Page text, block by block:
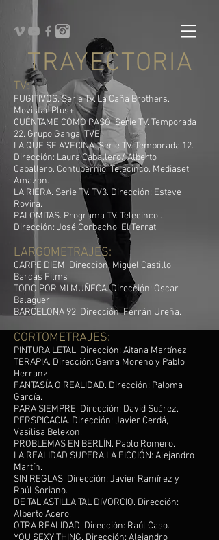
TRAYECTORIA
TV:
FUGITIVOS. Serie Tv. La Caña Brothers.
Movistar Plus+
CUÉNTAME CÓMO PASÓ. Serie TV. Temporada
22. Grupo Ganga. TVE.
LA QUE SE AVECINA. Serie TV. Temporada 12.
Dirección: Laura Caballero/ Alberto
Caballero. Contubernio. Telecinco. Mediaset.
Amazon.
LA RIERA. Serie TV. TV3. Dirección: Esteve
Rovira.
PALOMITAS. Programa TV. Telecinco .
Dirección: José Corbacho. El Terrat.
LARGOMETRAJES:
CARPE DIEM. Dirección: Miguel Castillo.
Barcas Films
TODO POR MI MUÑECA. Dirección: Oscar
Balaguer.
BARCELONA 92. Dirección: Ferrán Ureña.
CORTOMETRAJES:
PINTURA LETAL. Dirección: Aitana Martínez
TERAPIA. Dirección: Gema Moreno y Pablo
Herranz.
FANTASÍA O REALIDAD. Dirección: Paloma
García.
PARA SIEMPRE. Dirección: David Suárez.
PERSPICACIA. Dirección: Javier Cerdá,
Vasilisa Belekon.
PROBLEMAS EN BERLÍN. Pablo Romero.
LA REALIDAD SUPERA LA FICCIÓN: Alejandro
Martín.
SIN REGLAS. Dirección: Javier Ramírez y
Raúl Soriano.
DE TAL ASTILLA TAL DIVORCIO. Dirección:
Alberto Acero.
OTRA REALIDAD. Dirección: Raúl Caso.
YOU SEXY THING. Dirección: Alejandro